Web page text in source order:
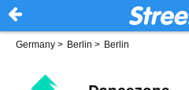
Germany > Berlin > Berlin